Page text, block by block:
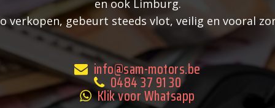
en ook Limburg.
verkopen, gebeurt steeds vlot, veilig en vooral
info@sam-motors.be
0484 37 91 30
Klik voor Whatsapp